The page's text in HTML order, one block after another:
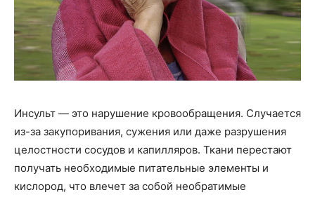
Инсульт — это нарушение кровообращения. Случается
из-за закупоривания, сужения или даже разрушения
целостности сосудов и капилляров. Ткани перестают
получать необходимые питательные элементы и
кислород, что влечет за собой необратимые